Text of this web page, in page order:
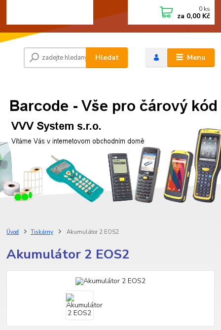
Menu
Hledat
0 ks
za 0,00 Kč
Úvod Tiskárny Akumulátor 2 EOS2
Akumulátor 2 EOS2